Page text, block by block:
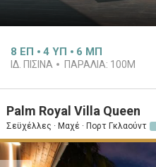
8 ΕΠ 4 ΥΠ 6 ΜΠ
ΙΔ. ΠΙΣΊΝΑ ΠΑΡΑΛΊΑ: 100M
Palm Royal Villa Queen
Σεϋχέλλες · Μαχέ · Πορτ Γκλαούντ